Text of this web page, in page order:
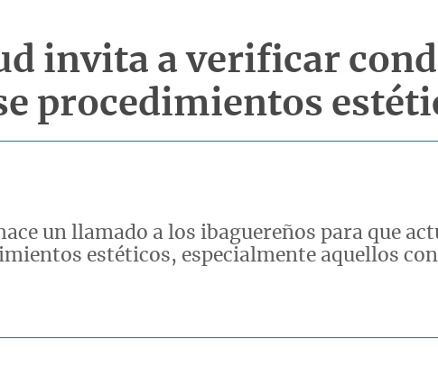
invita a verificar
procedimientos
un llamado a los ibaguereños para que
estéticos, especialmente aquellos